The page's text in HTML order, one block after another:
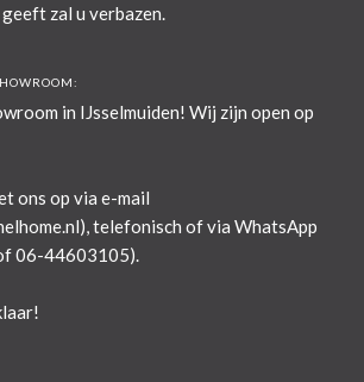
zal u verbazen.
in IJsselmuiden! Wij zijn open op
ons op via e-mail
), telefonisch of via WhatsApp
06-44603105).